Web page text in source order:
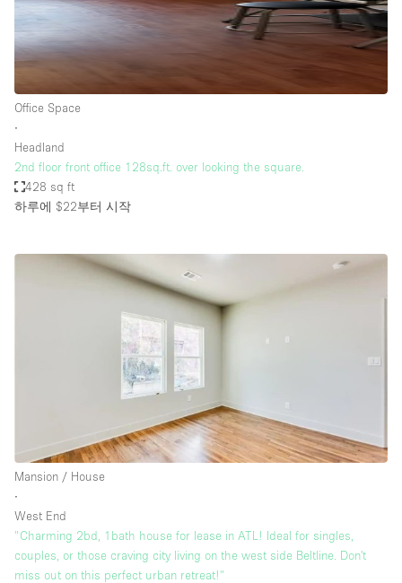
Office Space
∙
Headland
2nd floor front office 128sq.ft. over looking the square.
428 sq ft
하루에 $22부터 시작
Mansion / House
∙
West End
"Charming 2bd, 1bath house for lease in ATL! Ideal for singles,
couples, or those craving city living on the west side Beltline. Don't
miss out on this perfect urban retreat!"